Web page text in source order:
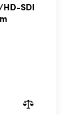
HD-SDI